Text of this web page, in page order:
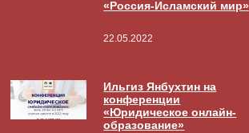
«Россия-Исламский мир»
22.05.2022
Ильгиз Янбухтин на
конференции
«Юридическое онлайн-
образование»